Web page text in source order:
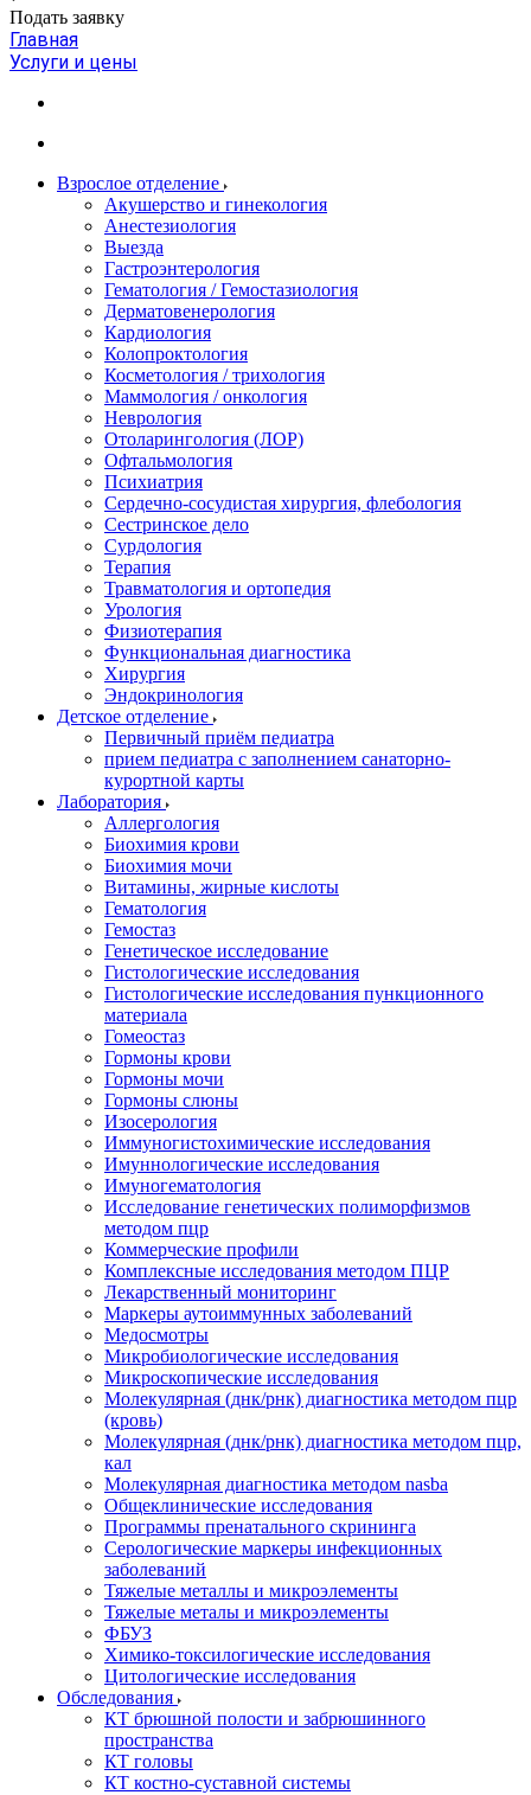
Подать заявку
Главная
Услуги и цены
Взрослое отделение
Акушерство и гинекология
Анестезиология
Выезда
Гастроэнтерология
Гематология / Гемостазиология
Дерматовенерология
Кардиология
Колопроктология
Косметология / трихология
Маммология / онкология
Неврология
Отоларингология (ЛОР)
Офтальмология
Психиатрия
Сердечно-сосудистая хирургия, флебология
Сестринское дело
Сурдология
Терапия
Травматология и ортопедия
Урология
Физиотерапия
Функциональная диагностика
Хирургия
Эндокринология
Детское отделение
Первичный приём педиатра
прием педиатра с заполнением санаторно-
курортной карты
Лаборатория
Аллергология
Биохимия крови
Биохимия мочи
Витамины, жирные кислоты
Гематология
Гемостаз
Генетическое исследование
Гистологические исследования
Гистологические исследования пункционного
материала
Гомеостаз
Гормоны крови
Гормоны мочи
Гормоны слюны
Изосерология
Иммуногистохимические исследования
Имуннологические исследования
Имуногематология
Исследование генетических полиморфизмов
методом пцр
Коммерческие профили
Комплексные исследования методом ПЦР
Лекарственный мониторинг
Маркеры аутоиммунных заболеваний
Медосмотры
Микробиологические исследования
Микроскопические исследования
Молекулярная (днк/рнк) диагностика методом пцр
(кровь)
Молекулярная (днк/рнк) диагностика методом пцр,
кал
Молекулярная диагностика методом nasba
Общеклинические исследования
Программы пренатального скрининга
Серологические маркеры инфекционных
заболеваний
Тяжелые металлы и микроэлементы
Тяжелые металы и микроэлементы
ФБУЗ
Химико-токсилогические исследования
Цитологические исследования
Обследования
КТ брюшной полости и забрюшинного
пространства
КТ головы
КТ костно-суставной системы